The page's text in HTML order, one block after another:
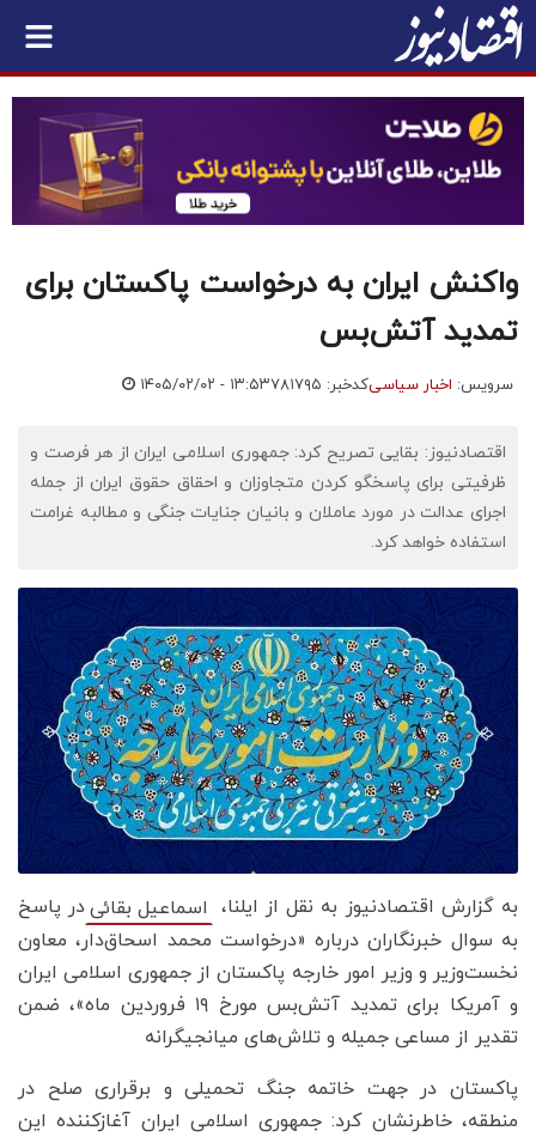
واکنش ایران به درخواست پاکستان برای
تمدید آتش‌بس
سرویس: اخبار سیاسیکدخبر: ۷۸۱۷۹۵ ۱۴۰۵/۰۲/۰۲ - ۱۳:۵۳
اقتصادنیوز: بقایی تصریح کرد: جمهوری اسلامی ایران از هر فرصت و
ظرفیتی برای پاسخگو کردن متجاوزان و احقاق حقوق ایران از جمله
اجرای عدالت در مورد عاملان و بانیان جنایات جنگی و مطالبه غرامت
استفاده خواهد کرد.
به گزارش اقتصادنیوز به نقل از ایلنا، اسماعیل بقائیدر پاسخ
به سوال خبرنگاران درباره «درخواست محمد اسحاق‌دار، معاون
نخست‌وزیر و وزیر امور خارجه پاکستان از جمهوری اسلامی ایران
و آمریکا برای تمدید آتش‌بس مورخ ۱۹ فروردین ماه»، ضمن
تقدیر از مساعی جمیله و تلاش‌های میانجیگرانه
پاکستان در جهت خاتمه جنگ تحمیلی و برقراری صلح در
منطقه، خاطرنشان کرد: جمهوری اسلامی ایران آغازکننده این